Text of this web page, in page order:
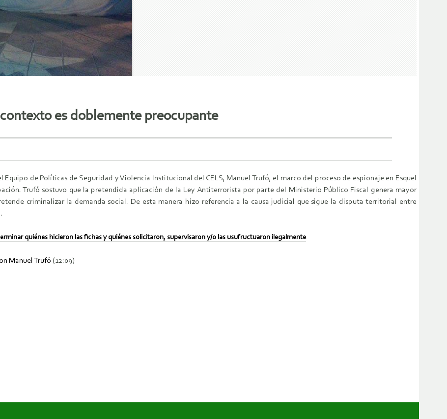
es doblemente preocupante
Equipo de Políticas de Seguridad y Violencia Institucional del CELS, Manuel Trufó, el marco del proceso de espionaje en Esquel
Trufó sostuvo que la pretendida aplicación de la Ley Antiterrorista por parte del Ministerio Público Fiscal genera mayor
criminalizar la demanda social. De esta manera hizo referencia a la causa judicial que sigue la disputa territorial entre
quiénes hicieron las fichas y quiénes solicitaron, supervisaron y/o las usufructuaron ilegalmente
Manuel Trufó (12:09)